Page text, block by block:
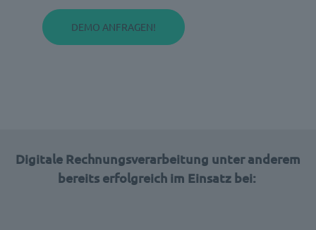
Digitale Rechnungsverarbeitung unter anderem
bereits erfolgreich im Einsatz bei: